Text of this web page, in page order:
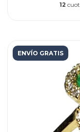
12
ENVÍO GRATIS